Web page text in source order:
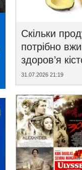
Скільки
потрібно
здоров’я
31.07.2026 21:19